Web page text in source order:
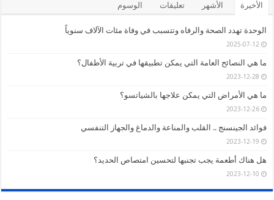
الأخيرة الأشهر تعليقات الوسوم
الوحدة تهدد الصحة والرفاه وتتسبب في وفاة مئات الآلاف سنوياً
2025-07-12
ما هي النصائح العامة التي يمكن تطبيقها في تربية الأطفال؟
2023-12-28
ما هي الأمراض التي يمكن علاجها بالشياتسو؟
2023-12-26
فوائد الجينسنج .. القلب والمناعة والدماغ والجهاز التنفسي
2023-12-19
هل هناك أطعمة يجب تجنبها لتحسين امتصاص الحديد؟
2023-12-10